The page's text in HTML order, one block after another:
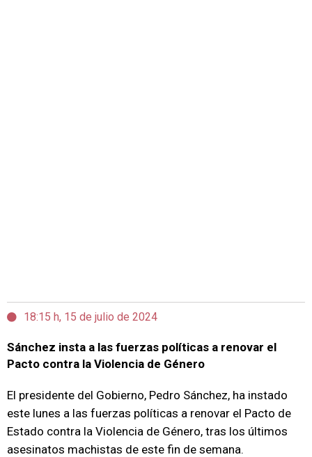
18:15 h, 15 de julio de 2024
Sánchez insta a las fuerzas políticas a renovar el
Pacto contra la Violencia de Género
El presidente del Gobierno, Pedro Sánchez, ha instado
este lunes a las fuerzas políticas a renovar el Pacto de
Estado contra la Violencia de Género, tras los últimos
asesinatos machistas de este fin de semana.